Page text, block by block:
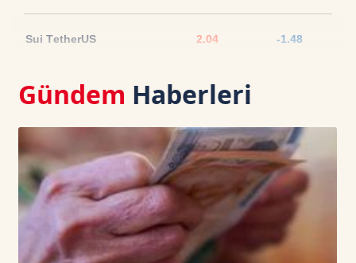
Sui TetherUS 2.04 -1.48
Ripple TetherUS 1.0473
1.0006 -0.01
USDT 1.0003 0
TRON TetherUS 0.3289 0.46
Gündem Haberleri